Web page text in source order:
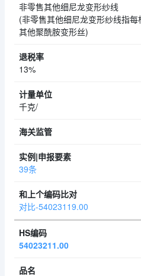
非零售其他细尼龙变形纱线
(非零售其他细尼龙变形纱线指
其他聚酰胺变形丝)
13%
千克/
39条
对比-54023119.00
54023211.00